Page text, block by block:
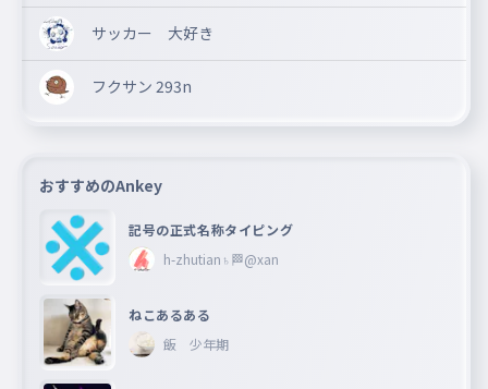
サッカー 大好き
フクサン 293n
おすすめのAnkey
記号の正式名称タイピング
h-zhutian♄🏁@xan
ねこあるある
飯 少年期